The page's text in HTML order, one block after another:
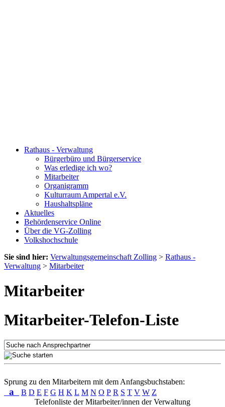
Rathaus - Verwaltung
Bürgerbüro und Bürgerservice
Was erledige ich wo?
Mitarbeiter
Organigramm
Kulturraum Ampertal e.V.
Haushaltspläne
Aktuelles
Behördenservice Online
Über die VG-Zolling
Volkshochschule
Sie sind hier: Verwaltungsgemeinschaft Zolling > Rathaus -
Verwaltung > Mitarbeiter
Mitarbeiter
Mitarbeiter-Telefon-Liste
Sprung zu den Mitarbeitern mit dem Anfangsbuchstaben:
a B D E F G H K L M N O P R S T V W Z
Telefonliste der Mitarbeiter/innen der Verwaltung